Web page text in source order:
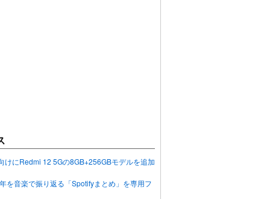
けにRedmi 12 5Gの8GB+256GBモデルを追加
を音楽で振り返る「Spotifyまとめ」を専用フ